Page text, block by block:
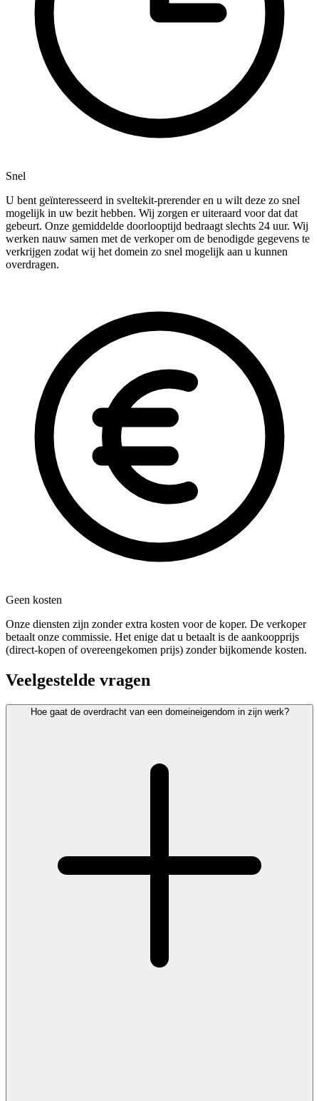
Snel
U bent geïnteresseerd in sveltekit-prerender en u wilt deze zo snel
mogelijk in uw bezit hebben. Wij zorgen er uiteraard voor dat dat
gebeurt. Onze gemiddelde doorlooptijd bedraagt slechts 24 uur. Wij
werken nauw samen met de verkoper om de benodigde gegevens te
verkrijgen zodat wij het domein zo snel mogelijk aan u kunnen
overdragen.
Geen kosten
Onze diensten zijn zonder extra kosten voor de koper. De verkoper
betaalt onze commissie. Het enige dat u betaalt is de aankoopprijs
(direct-kopen of overeengekomen prijs) zonder bijkomende kosten.
Veelgestelde vragen
Hoe gaat de overdracht van een domeineigendom in zijn werk?